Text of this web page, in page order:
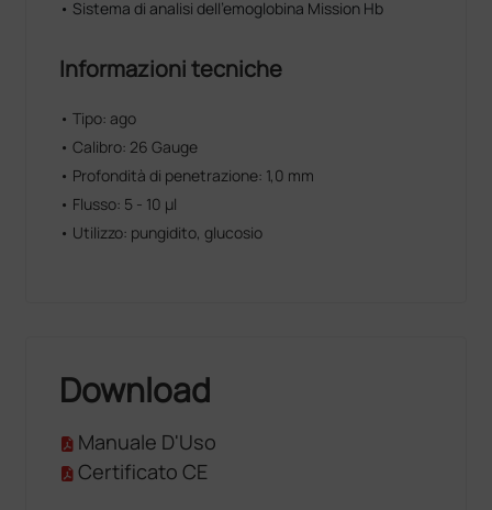
• Sistema di analisi dell'emoglobina Mission Hb
Informazioni tecniche
• Tipo: ago
• Calibro: 26 Gauge
• Profondità di penetrazione: 1,0 mm
• Flusso: 5 - 10 µl
• Utilizzo: pungidito, glucosio
Download
Manuale D'Uso
Certificato CE